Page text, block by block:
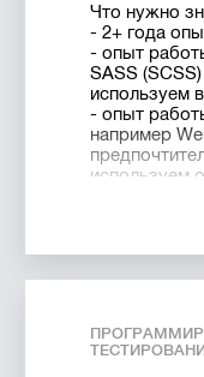
Что нужно
-
даже самой
ему детали
-
-
- Управление
временем
командным
-
Что нужно
- 2+ года
- опыт
SASS
используем
- опыт
например
используем
- базовые
сторону
Java Script
- Адаптивная
с